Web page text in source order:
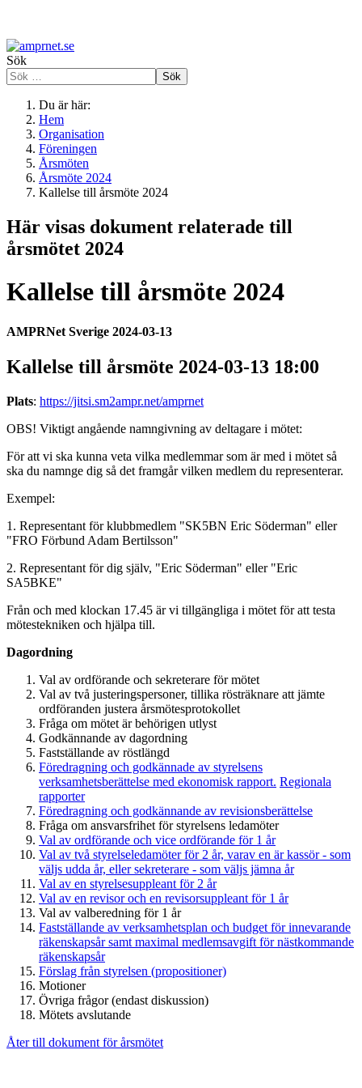
Sök
Sök
Du är här:
Hem
Organisation
Föreningen
Årsmöten
Årsmöte 2024
Kallelse till årsmöte 2024
Här visas dokument relaterade till
årsmötet 2024
Kallelse till årsmöte 2024
AMPRNet Sverige 2024-03-13
Kallelse till årsmöte 2024-03-13 18:00
Plats: https://jitsi.sm2ampr.net/amprnet
OBS! Viktigt angående namngivning av deltagare i mötet:
För att vi ska kunna veta vilka medlemmar som är med i mötet så
ska du namnge dig så det framgår vilken medlem du representerar.
Exempel:
1. Representant för klubbmedlem "SK5BN Eric Söderman" eller
"FRO Förbund Adam Bertilsson"
2. Representant för dig själv, "Eric Söderman" eller "Eric
SA5BKE"
Från och med klockan 17.45 är vi tillgängliga i mötet för att testa
mötestekniken och hjälpa till.
Dagordning
Val av ordförande och sekreterare för mötet
Val av två justeringspersoner, tillika rösträknare att jämte
ordföranden justera årsmötesprotokollet
Fråga om mötet är behörigen utlyst
Godkännande av dagordning
Fastställande av röstlängd
Föredragning och godkännade av styrelsens
verksamhetsberättelse med ekonomisk rapport. Regionala
rapporter
Föredragning och godkännande av revisionsberättelse
Fråga om ansvarsfrihet för styrelsens ledamöter
Val av ordförande och vice ordförande för 1 år
Val av två styrelseledamöter för 2 år, varav en är kassör - som
väljs udda år, eller sekreterare - som väljs jämna år
Val av en styrelsesuppleant för 2 år
Val av en revisor och en revisorsuppleant för 1 år
Val av valberedning för 1 år
Fastställande av verksamhetsplan och budget för innevarande
räkenskapsår samt maximal medlemsavgift för nästkommande
räkenskapsår
Förslag från styrelsen (propositioner)
Motioner
Övriga frågor (endast diskussion)
Mötets avslutande
Åter till dokument för årsmötet